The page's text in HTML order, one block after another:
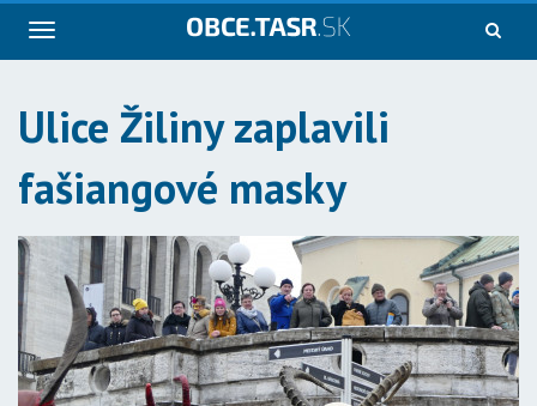
Navigácia
Ulice Žiliny zaplavili
fašiangové masky